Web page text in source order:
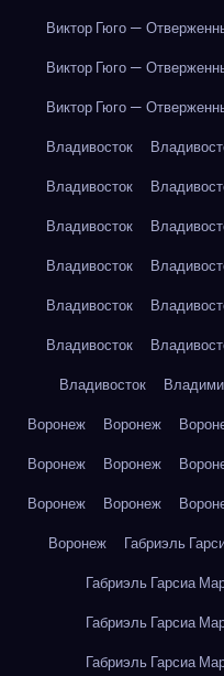
Виктор Гюго —
Виктор Гюго —
Виктор Гюго —
Владивосток
Владивосток
Владивосток
Владивосток
Владивосток
Владивосток
Владивосток
Воронеж
Воронеж
Воронеж
Воронеж
Воронеж
Воронеж
Воронеж
Габриэль
Габриэль Гарсиа
Габриэль Гарсиа
Габриэль Гарсиа